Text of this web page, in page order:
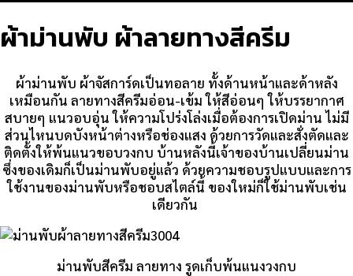
ผ้าม่านพับ ผ้าลายทางสีครีม
ผ้าม่านพับ ผ้าจัสการ์ดเป็นทอลาย ทั้งด้านหน้าและด้าหลัง
เหมือนกัน ลายทางสีครีมอ่อน-เข้ม ให้สีอ่อนๆ ให้บรรยากาศ
สบายๆ แนวอบอุ่น ให้ความโปร่งโล่งเมื่อต้องการเปิดม่าน ไม่มี
ส่วนไหนบดบังหน้าต่างหรือช่องแสง ด้วยการวัดและสั่งตัดและ
ติดตั้งให้พ้นแนวขอบวงกบ บ้านหลังนี้เจ้าของบ้านเปลี่ยนม่าน
ซึ่งของเดิมก็เป็นม่านพับอยู่แล้ว ด้วยความชอบรูปแบบและการ
ใช้งานของม่านพับหรือชอบสไตล์นี้ ของใหม่ก็ใช้ม่านพับเช่น
เดียวกัน
ม่านพับสีครีม ลายทาง รูดเก็บพ้นแนงวงกบ